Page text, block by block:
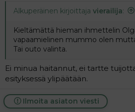
Alkuperäinen kirjoittaja vierailija:
Kieltämättä hieman ihmettelin
vapaamielinen mummo olen
Tai outo valinta.
Ei minua haitannut, ei tartte
esityksessä ylipäätään.
Ilmoita asiaton viesti